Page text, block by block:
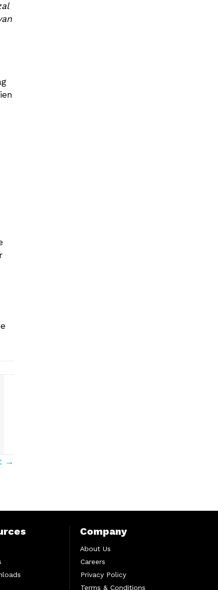
→
Company
About Us
Careers
Privacy Policy
Terms & Conditions